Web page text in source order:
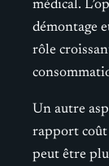
médical.
démontage
rôle
Un autre
rapport coût
peut être